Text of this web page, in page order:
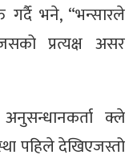
भने, “भन्सारले
प्रत्यक्ष असर
अनुसन्धानकर्ता क्ले
पहिले देखिएजस्तो